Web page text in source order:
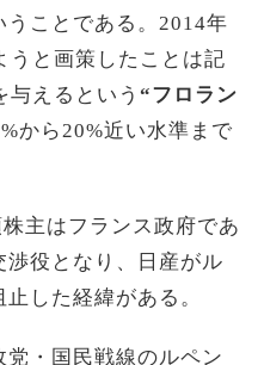
ことである。2014年
うと画策したことは記
えるという “フロラン
から20%近い水準まで
主はフランス政府であ
役となり、日産がル
した経緯がある。
・国民戦線のルペン